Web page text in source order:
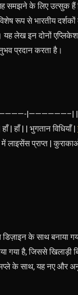
समझने के लिए उत्सुक हैं
रूप से भारतीय
लेख इन दोनों
प्रदान करता है।
|——————–|
| हाँ | | भुगतान विधियाँ |
लाइसेंस प्राप्त |
के साथ बनाया
गया है, जिससे खिलाड़ी
के साथ, यह नए और